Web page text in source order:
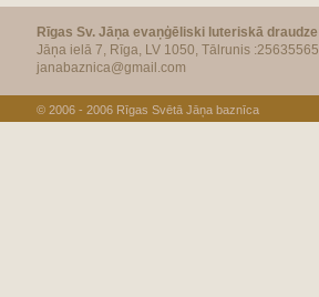
Rīgas Sv. Jāņa evaņģēliski luteriskā draudze
Jāņa ielā 7, Rīga, LV 1050, Tālrunis :25635565
janabaznica@gmail.com
© 2006 - 2006 Rīgas Svētā Jāņa baznīca